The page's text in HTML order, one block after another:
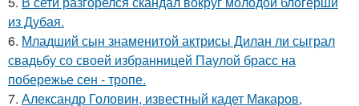
из Дубая.
6. Младший сын знаменитой актрисы Дилан ли сыграл
свадьбу со своей избранницей Паулой брасс на
побережье сен - тропе.
7. Александр Головин, известный кадет Макаров,